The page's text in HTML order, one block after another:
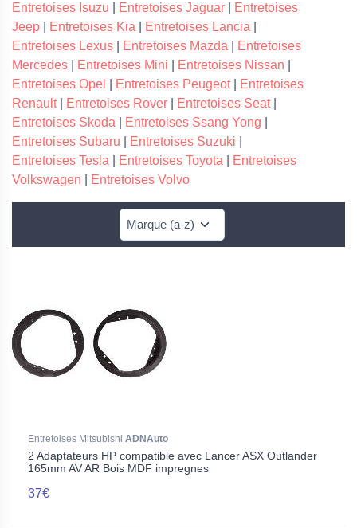
Entretoises Isuzu
Entretoises Jaguar
Entretoises
Jeep
Entretoises Kia Entretoises Lancia
Entretoises Lexus
Entretoises Mazda
Entretoises
Mercedes
Entretoises Mini Entretoises Nissan
Entretoises Opel
Entretoises Peugeot|
Entretoises
Renault| Entretoises Rover Entretoises Seat|
Entretoises Skoda
Entretoises Ssang Yong
Entretoises Subaru
Entretoises Suzuki
Entretoises Tesla
Entretoises Toyota
Entretoises
Volkswagen
Entretoises Volvo
Entretoises Mitsubishi ADNAuto
2 Adaptateurs HP compatible avec Lancer ASX Outlander
165mm AV AR Bois MDF impregnes
37€